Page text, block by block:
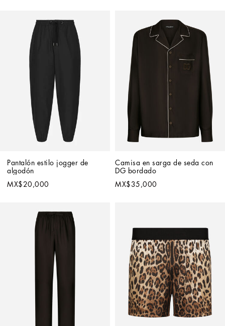
Pantalón estilo jogger de
algodón
MX$20,000
Camisa en sarga de seda con
DG bordado
MX$35,000